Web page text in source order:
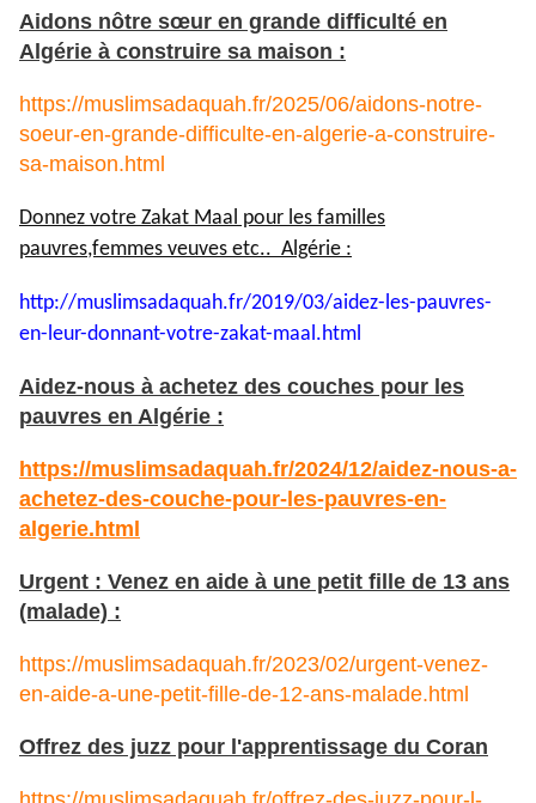
Aidons nôtre sœur en grande difficulté en
Algérie à construire sa maison :
https://muslimsadaquah.fr/2025/06/aidons-notre-
soeur-en-grande-difficulte-en-algerie-a-construire-
sa-maison.html
Donnez votre Zakat Maal pour les familles
pauvres,femmes veuves etc.. Algérie :
http://muslimsadaquah.fr/2019/03/aidez-les-pauvres-
en-leur-donnant-votre-zakat-maal.html
Aidez-nous à achetez des couches pour les
pauvres en Algérie :
https://muslimsadaquah.fr/2024/12/aidez-nous-a-
achetez-des-couche-pour-les-pauvres-en-
algerie.html
Urgent : Venez en aide à une petit fille de 13 ans
(malade) :
https://muslimsadaquah.fr/2023/02/urgent-venez-
en-aide-a-une-petit-fille-de-12-ans-malade.html
Offrez des juzz pour l'apprentissage du Coran